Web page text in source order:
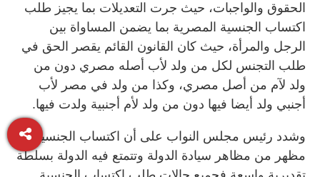
الحقوق والواجبات، حيث جرت التعديلات بما يجيز طلب
اكتساب الجنسية المصرية بما يضمن المساواة بين
الرجل والمرأة، حيث كان القانون القائم يقصر الحق في
طلب التجنس لكل من ولد لأب أصله مصري دون من
ولد لآم من أصل مصري، وكذا من ولد في مصر لأب
أجنبي ولد أيضا فيها دون من ولد لأم أجنبية ولدت فيها.
وشدد رئيس مجلس النواب على أن اكتساب الجنسية هو
مظهر من مظاهر سيادة الدولة وتتمتع فيه الدولة بسلطة